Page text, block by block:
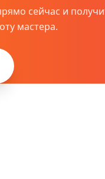
сейчас и
мастера.